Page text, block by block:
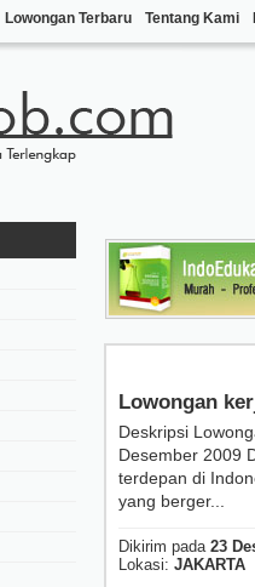
Lowongan Terbaru Tentang Kami
Lowongan
Deskripsi
Desember 2009
terdepan di
yang berger...
Dikirim pada 23
Lokasi: JAKARTA